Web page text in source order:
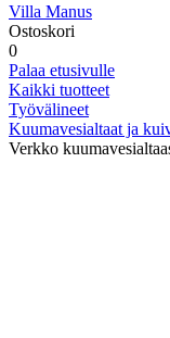
Villa Manus
Ostoskori
0
Palaa etusivulle
Kaikki tuotteet
Työvälineet
Kuumavesialtaat ja
Verkko